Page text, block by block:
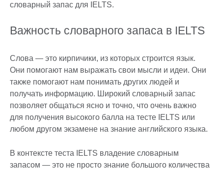
словарный запас для IELTS.
Важность словарного запаса в IELTS
Слова — это кирпичики, из которых строится язык.
Они помогают нам выражать свои мысли и идеи. Они
также помогают нам понимать других людей и
получать информацию. Широкий словарный запас
позволяет общаться ясно и точно, что очень важно
для получения высокого балла на тесте IELTS или
любом другом экзамене на знание английского языка.
В контексте теста IELTS владение словарным
запасом — это не просто знание большого количества